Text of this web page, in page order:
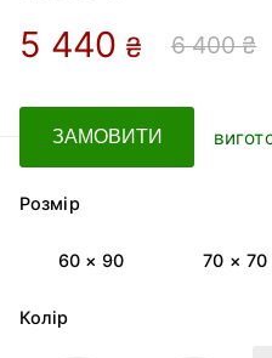
5 440 ₴ 6 400 ₴
ЗАМОВИТИ
Розмір
60 × 90 70 × 70
Колір